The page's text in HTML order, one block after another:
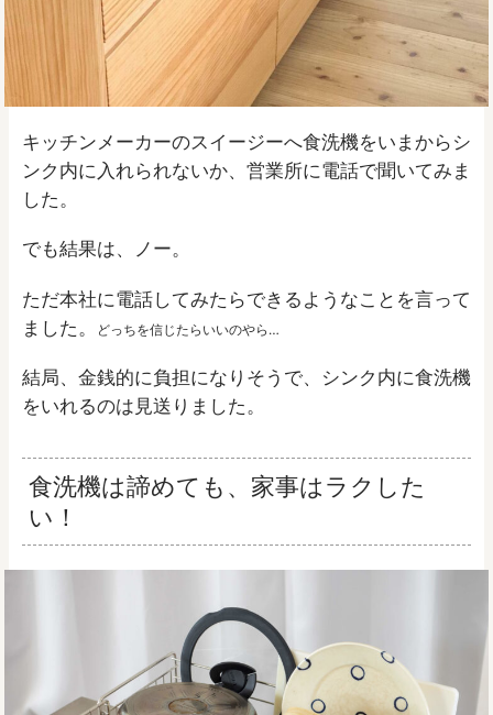
キッチンメーカーのスイージーへ食洗機をいまからシ
ンク内に入れられないか、営業所に電話で聞いてみま
した。
でも結果は、ノー。
ただ本社に電話してみたらできるようなことを言って
ました。
どっちを信じたらいいのやら…
結局、金銭的に負担になりそうで、シンク内に食洗機
をいれるのは見送りました。
食洗機は諦めても、家事はラクした
い！